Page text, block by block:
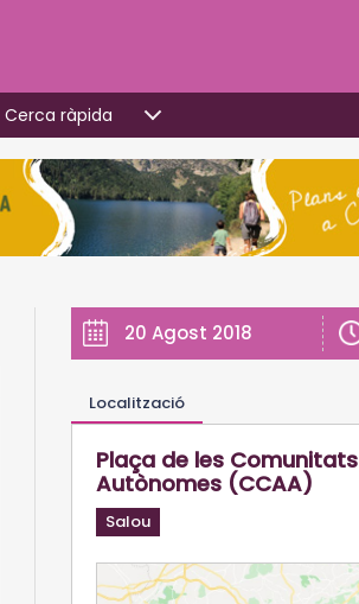
Cerca ràpida
20 Agost 2018
Localització
Plaça de les Comunitats
Autònomes (CCAA)
Salou